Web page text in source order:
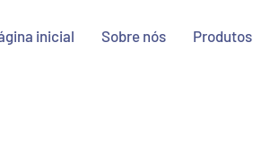
inicial Sobre nós Produtos